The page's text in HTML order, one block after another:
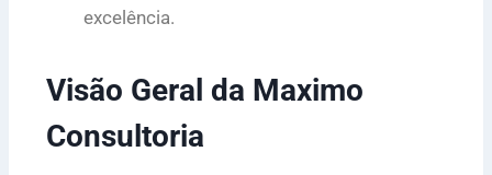
excelência.
Visão Geral da Maximo
Consultoria